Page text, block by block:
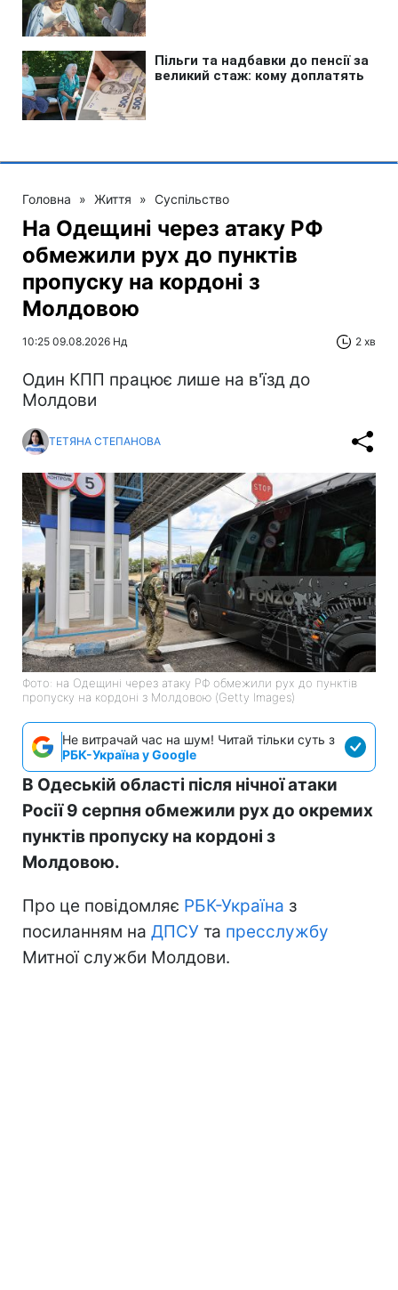
Головна » Життя » Суспільство
На Одещині через атаку РФ
обмежили рух до пунктів
пропуску на кордоні з
Молдовою
10:25 09.08.2026 Нд 2 хв
Один КПП працює лише на в'їзд до
Молдови
ТЕТЯНА СТЕПАНОВА
Фото: на Одещині через атаку РФ обмежили рух до пунктів
пропуску на кордоні з Молдовою (Getty Images)
Не витрачай час на шум! Читай тільки суть з
РБК-Україна у Google
В Одеській області після нічної атаки
Росії 9 серпня обмежили рух до окремих
пунктів пропуску на кордоні з
Молдовою.
Про це повідомляє РБК-Україна з
посиланням на ДПСУ та пресслужбу
Митної служби Молдови.